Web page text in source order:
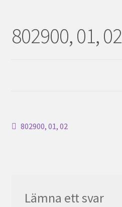
ÅF KONTO
802900, 01, 02
Inläggsnavigering
Föregående
802900, 01, 02
Lämna ett svar